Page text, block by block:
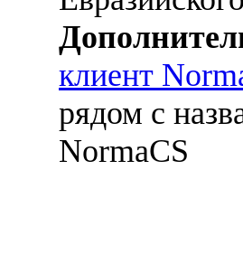
клиент
рядом с
NormaCS